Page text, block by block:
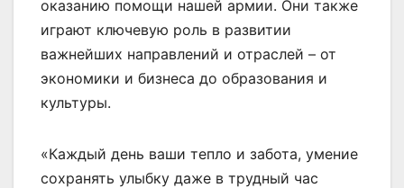
оказанию помощи нашей армии. Они также
играют ключевую роль в развитии
важнейших направлений и отраслей – от
экономики и бизнеса до образования и
культуры.
«Каждый день ваши тепло и забота, умение
сохранять улыбку даже в трудный час